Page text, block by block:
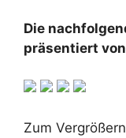
Die
präsentiert
Zum